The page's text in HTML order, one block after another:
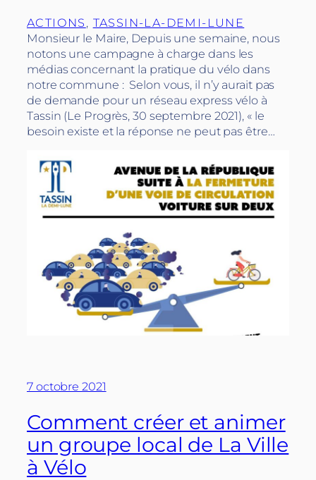
ACTIONS , TASSIN-LA-DEMI-LUNE
Monsieur le Maire, Depuis une semaine, nous
notons une campagne à charge dans les
médias concernant la pratique du vélo dans
notre commune : Selon vous, il n’y aurait pas
de demande pour un réseau express vélo à
Tassin (Le Progrès, 30 septembre 2021), « le
besoin existe et la réponse ne peut pas être…
7 octobre 2021
Comment créer et animer
un groupe local de La Ville
à Vélo